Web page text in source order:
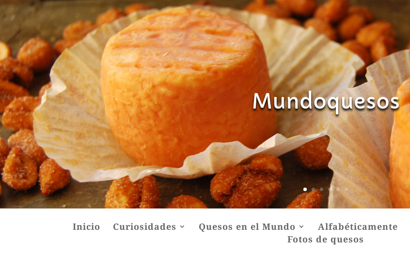
Mundoquesos
Inicio Curiosidades Quesos en el Mundo Alfabéticamente
Fotos de quesos